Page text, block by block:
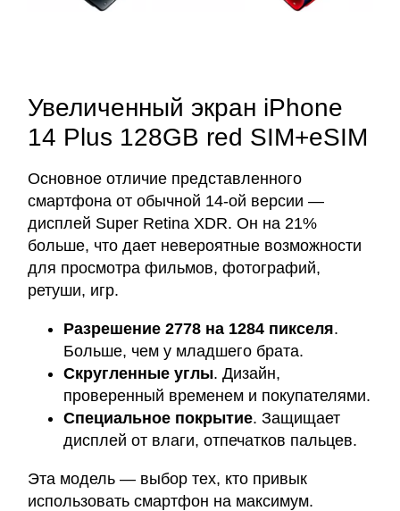
Увеличенный экран iPhone
14 Plus 128GB red SIM+eSIM
Основное отличие представленного
смартфона от обычной 14-ой версии —
дисплей Super Retina XDR. Он на 21%
больше, что дает невероятные возможности
для просмотра фильмов, фотографий,
ретуши, игр.
Разрешение 2778 на 1284 пикселя.
Больше, чем у младшего брата.
Скругленные углы. Дизайн,
проверенный временем и покупателями.
Специальное покрытие. Защищает
дисплей от влаги, отпечатков пальцев.
Эта модель — выбор тех, кто привык
использовать смартфон на максимум.